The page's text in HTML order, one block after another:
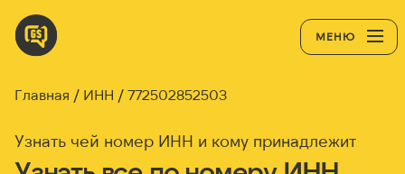
МЕНЮ
Главная ИНН 772502852503
Узнать чей номер ИНН и кому принадлежит